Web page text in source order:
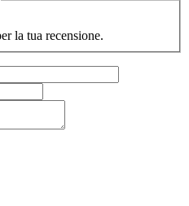
la tua recensione.